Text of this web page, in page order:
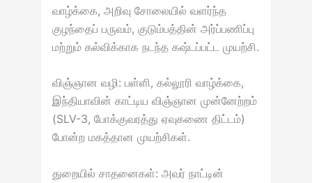
வாழ்க்கை, அறிவு சோலையில் வளர்ந்த
குழந்தைப் பருவம், குடும்பத்தின் அர்ப்பணிப்பு
மற்றும் கல்விக்காக நடந்த கஷ்டப்பட்ட முயற்சி.
விஞ்ஞான வழி: பள்ளி, கல்லூரி வாழ்க்கை,
இந்தியாவின் காட்டிய விஞ்ஞான முன்னேற்றம்
(SLV-3, போக்குவரத்து ஏவுகணை திட்டம்)
போன்ற மகத்தான முயற்சிகள்.
துறையில் சாதனைகள்: அவர் நாட்டின்